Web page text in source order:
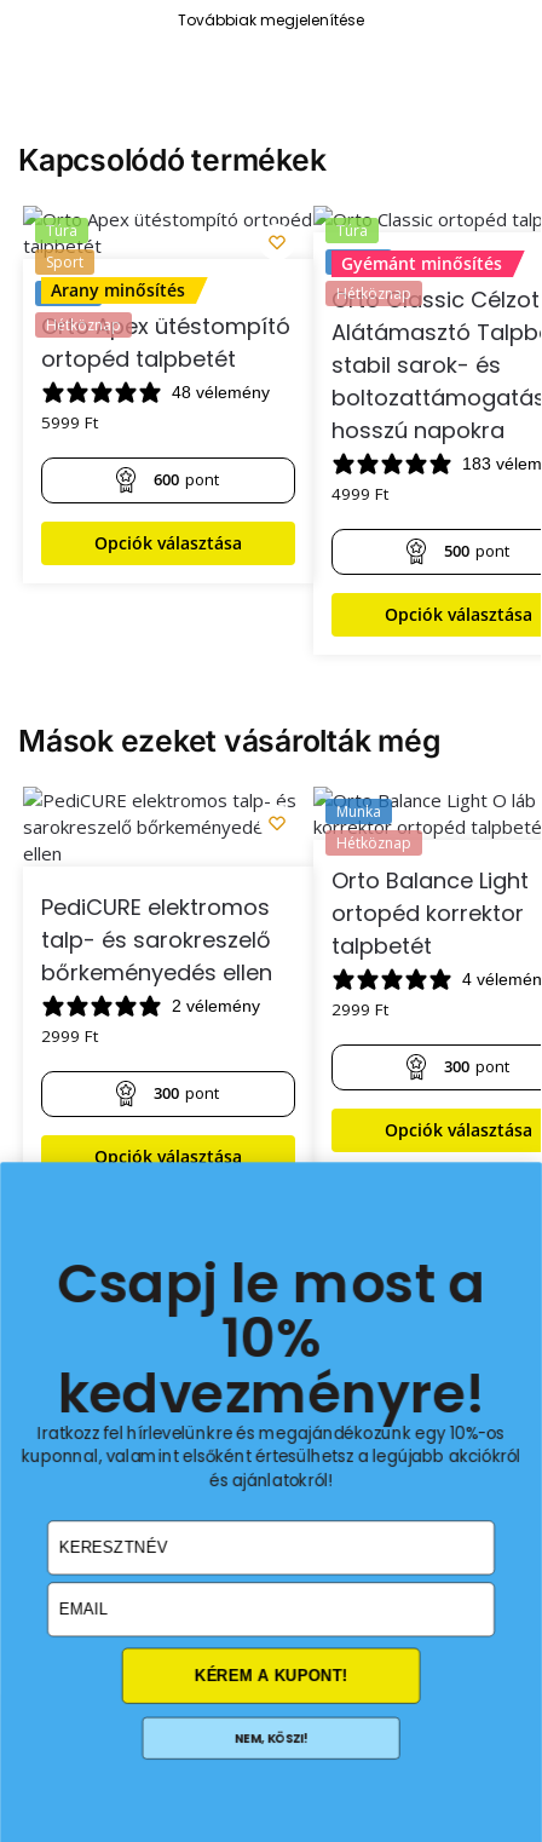
Továbbiak megjelenítése
Kapcsolódó termékek
Túra
Sport
Munka
Hétköznap
Arany minősítés
Orto Apex ütéstompító
ortopéd talpbetét
48 vélemény
5999 Ft
600 pont
Opciók választása
Túra
Munka
Hétköznap
Gyémánt minősítés
Orto Classic
Alátámasztó
stabil sarok- és
hosszú napokra
183
4999 Ft
500 pont
Opciók választása
Mások ezeket vásárolták még
PediCURE elektromos
talp- és sarokreszelő
bőrkeményedés ellen
2 vélemény
2999 Ft
300 pont
Opciók választása
Munka
Hétköznap
Orto Balance Light
ortopéd korrektor
talpbetét
4
2999 Ft
300 pont
Opciók választása
Csapj le most a
10%
kedvezményre!
Iratkozz fel hírlevelünkre és megajándékozunk egy 10%-os
kuponnal, valamint elsőként értesülhetsz a legújabb akciókról
és ajánlatokról!
email
KÉREM A KUPONT!